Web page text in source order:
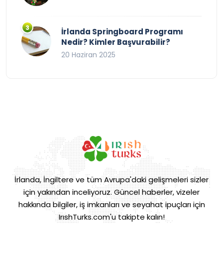
İrlanda Springboard Programı
Nedir? Kimler Başvurabilir?
20 Haziran 2025
İrlanda, İngiltere ve tüm Avrupa'daki gelişmeleri sizler
için yakından inceliyoruz. Güncel haberler, vizeler
hakkında bilgiler, iş imkanları ve seyahat ipuçları için
IrıshTurks.com'u takipte kalın!